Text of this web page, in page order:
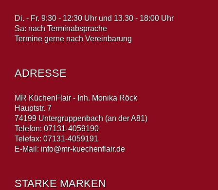
Di. - Fr. 9:30 - 12:30 Uhr und 13.30 - 18:00 Uhr
Sa: nach Terminabsprache
Termine gerne nach Vereinbarung
ADRESSE
MR KüchenFlair - Inh. Monika Röck
Hauptstr. 7
74199 Untergruppenbach (an der A81)
Telefon: 07131-4059190
Telefax: 07131-4059191
E-Mail: info@mr-kuechenflair.de
STARKE MARKEN